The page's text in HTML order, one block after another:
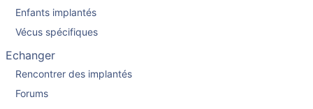
Enfants implantés
Vécus spécifiques
Echanger
Rencontrer des implantés
Forums